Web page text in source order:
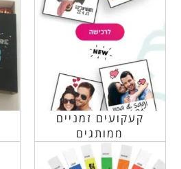
קעקועים זמניים
ממותגים